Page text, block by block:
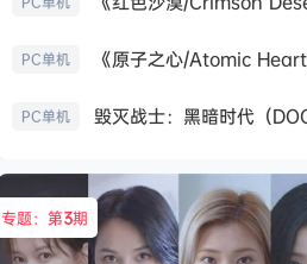
PC单机 《原子之心/Atomic
PC单机
专题：第3期